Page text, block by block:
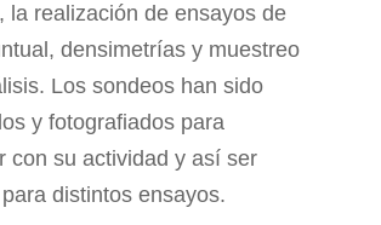
la realización de ensayos de
densimetrías y muestreo
Los sondeos han sido
y fotografiados para
con su actividad y así ser
distintos ensayos.